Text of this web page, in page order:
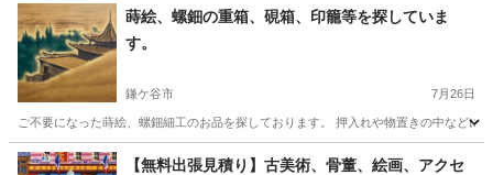
千葉 鎌ケ谷市 不用品買取 買取
蒔絵、螺鈿の重箱、硯箱、印籠等を探していま
す。
鎌ケ谷市 7月26日
ご不要になった蒔絵、螺鈿細工のお品を探しております。 押入れや物置きの中など
千葉 鎌ケ谷市 不用品買取 無料
【無料出張見積り】古美術、骨董、絵画、アクセ